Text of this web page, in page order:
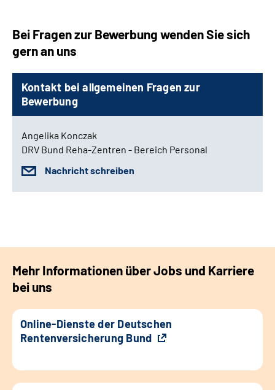
Bei Fragen zur Bewerbung wenden Sie sich
gern an uns
Kontakt bei allgemeinen Fragen zur
Bewerbung
Angelika Konczak
DRV Bund Reha-Zentren - Bereich Personal
Nachricht schreiben
Mehr Informationen über Jobs und Karriere
bei uns
Online-Dienste der Deutschen
Rentenversicherung Bund